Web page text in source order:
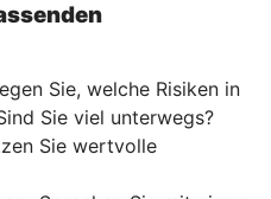
Sie, welche Risiken in
Sie viel unterwegs?
Sie wertvolle